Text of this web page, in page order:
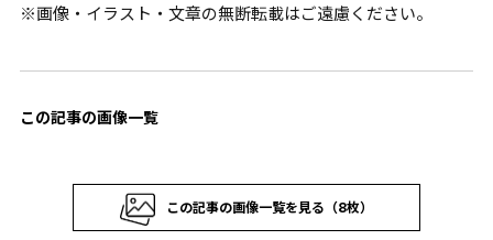
※画像・イラスト・文章の無断転載はご遠慮ください。
この記事の画像一覧
この記事の画像一覧を見る（8枚）